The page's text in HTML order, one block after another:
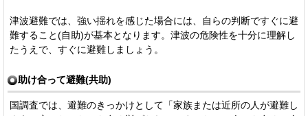
津波避難では、強い揺れを感じた場合には、自らの判断ですぐに避
難すること(自助)が基本となります。津波の危険性を十分に理解し
たうえで、すぐに避難しましょう。
助け合って避難(共助)
国調査では、避難のきっかけとして「家族または近所の人が避難し